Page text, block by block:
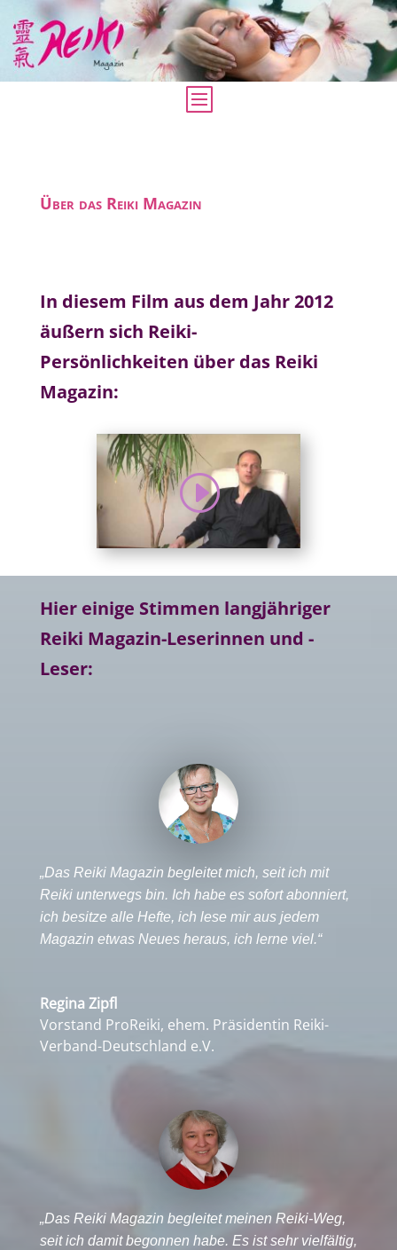
Über das Reiki Magazin
In diesem Film aus dem Jahr 2012
äußern sich Reiki-
Persönlichkeiten über das Reiki
Magazin:
Hier einige Stimmen langjähriger
Reiki Magazin-Leserinnen und -
Leser:
„Das Reiki Magazin begleitet mich, seit ich mit
Reiki unterwegs bin. Ich habe es sofort abonniert,
ich besitze alle Hefte, ich lese mir aus jedem
Magazin etwas Neues heraus, ich lerne viel.“
Regina Zipfl
Vorstand ProReiki, ehem. Präsidentin Reiki-
Verband-Deutschland e.V.
„Das Reiki Magazin begleitet meinen Reiki-Weg,
seit ich damit begonnen habe. Es ist sehr vielfältig,